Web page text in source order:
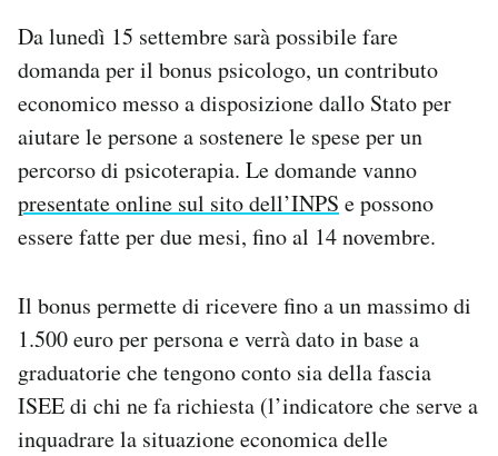
CALENDARIO
AREA PERSONALE
Area Personale
Newsletter
Notifiche mobile
Hai bisogno di aiuto?
Da lunedì 15 settembre sarà possibile fare
domanda per il bonus psicologo, un contributo
economico messo a disposizione dallo Stato per
aiutare le persone a sostenere le spese per un
percorso di psicoterapia. Le domande vanno
presentate online sul sito dell’INPS e possono
essere fatte per due mesi, fino al 14 novembre.
Il bonus permette di ricevere fino a un massimo di
1.500 euro per persona e verrà dato in base a
graduatorie che tengono conto sia della fascia
ISEE di chi ne fa richiesta (l’indicatore che serve a
inquadrare la situazione economica delle